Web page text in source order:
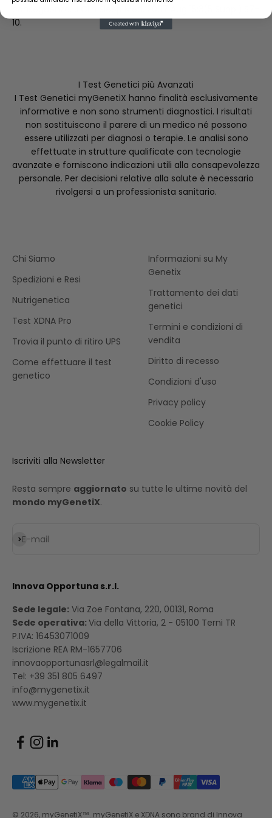
10.
I Test Genetici più Avanzati
I Test Genetici myGenetiX hanno finalità esclusivamente
informative e non sono strumenti diagnostici. I risultati
non sostituiscono il parere di un medico né possono
essere utilizzati per diagnosi o terapie. Le analisi sono
effettuate in strutture qualificate con tecnologie
avanzate e forniscono indicazioni utili alla consapevolezza
personale. Per decisioni relative alla salute è necessario
rivolgersi a un professionista sanitario.
Chi Siamo
Spedizioni e Resi
Nutrigenetica
Test XDNA Pro
Trovia il punto di ritiro UPS
Come effettuare il test
genetico
Informazioni su My
Genetix
Trattamento dei dati
genetici
Termini e condizioni di
vendita
Diritto di recesso
Condizioni d'uso
Privacy policy
Cookie Policy
Iscriviti alla Newsletter
Resta sempre aggiornato su tutte le ultime novità del
mondo myGenetiX.
E-mail
Iscriviti alla newsletter
Innova Opportuna s.r.l.
Sede legale: Via Zoe Fontana, 220, 00131, Roma
Sede operativa: Via della Vittoria, 2 - 05100 Terni TR
P.IVA: 16453071009
Iscrizione REA RM-1657706
innovaopportunasrl@legalmail.it
Tel: +39 351 805 6497
info@mygenetix.it
www.mygenetix.it
© 2026, myGenetiX™. myGenetiX e XDNA sono brand di Innova